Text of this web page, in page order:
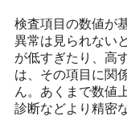
検査項目の数値が
異常は見られない
が低すぎたり、高
は、その項目に関
ん。あくまで数値
診断などより精密